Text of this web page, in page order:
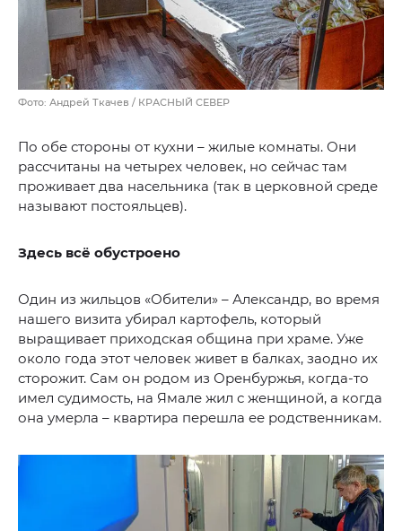
Фото: Андрей Ткачев / КРАСНЫЙ СЕВЕР
По обе стороны от кухни – жилые комнаты. Они
рассчитаны на четырех человек, но сейчас там
проживает два насельника (так в церковной среде
называют постояльцев).
Здесь всё обустроено
Один из жильцов «Обители» – Александр, во время
нашего визита убирал картофель, который
выращивает приходская община при храме. Уже
около года этот человек живет в балках, заодно их
сторожит. Сам он родом из Оренбуржья, когда-то
имел судимость, на Ямале жил с женщиной, а когда
она умерла – квартира перешла ее родственникам.